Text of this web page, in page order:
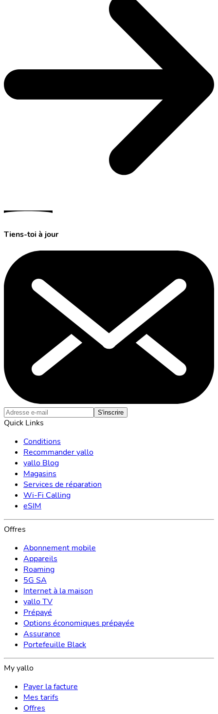
Tiens-toi à jour
S'inscrire
Quick Links
Conditions
Recommander yallo
yallo Blog
Magasins
Services de réparation
Wi-Fi Calling
eSIM
Offres
Abonnement mobile
Appareils
Roaming
5G SA
Internet à la maison
yallo TV
Prépayé
Options économiques prépayée
Assurance
Portefeuille Black
My yallo
Payer la facture
Mes tarifs
Offres